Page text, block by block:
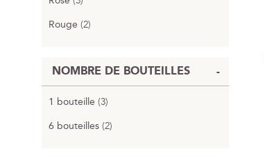
Rouge 2
NOMBRE DE BOUTEILLES
1 bouteille 3
6 bouteilles 2